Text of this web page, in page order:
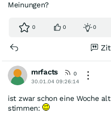
Meinungen?
0 0 0
mrfacts
0
30.01.04 09:26:14
ist zwar schon eine Woche
stimmen: